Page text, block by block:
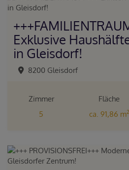
Exklusive
in Gleisdorf!
8200 Gleisdorf
Zimmer
5
Fläche
ca. 91,86 m2